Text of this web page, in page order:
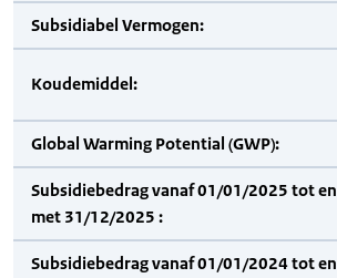
Subsidiabel Vermogen:
Koudemiddel:
Global Warming Potential (GWP):
Subsidiebedrag vanaf 01/01/2025 tot en
met 31/12/2025 :
Subsidiebedrag vanaf 01/01/2024 tot en